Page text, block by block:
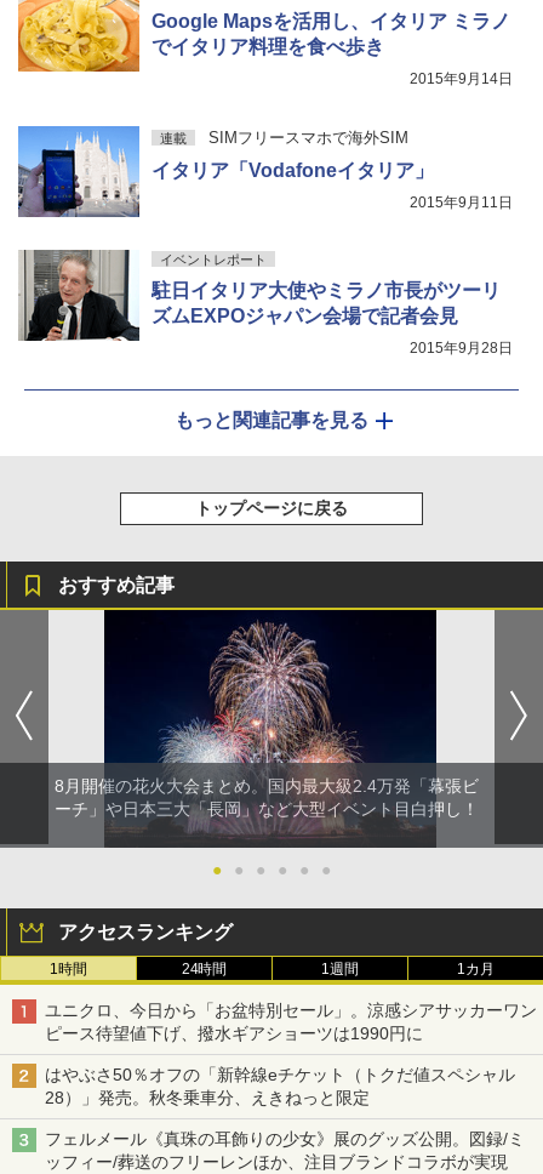
Google Mapsを活用し、イタリア ミラノ
でイタリア料理を食べ歩き
2015年9月14日
連載 SIMフリースマホで海外SIM
イタリア「Vodafoneイタリア」
2015年9月11日
イベントレポート
駐日イタリア大使やミラノ市長がツーリ
ズムEXPOジャパン会場で記者会見
2015年9月28日
もっと関連記事を見る
トップページに戻る
おすすめ記事
8月開催の花火大会まとめ。国内最大級2.4万発「幕張ビ
ーチ」や日本三大「長岡」など大型イベント目白押し！
● ● ● ● ● ●
アクセスランキング
1時間 24時間 1週間 1カ月
ユニクロ、今日から「お盆特別セール」。涼感シアサッカーワン
ピース待望値下げ、撥水ギアショーツは1990円に
はやぶさ50％オフの「新幹線eチケット（トクだ値スペシャル
28）」発売。秋冬乗車分、えきねっと限定
フェルメール《真珠の耳飾りの少女》展のグッズ公開。図録/ミ
ッフィー/葬送のフリーレンほか、注目ブランドコラボが実現